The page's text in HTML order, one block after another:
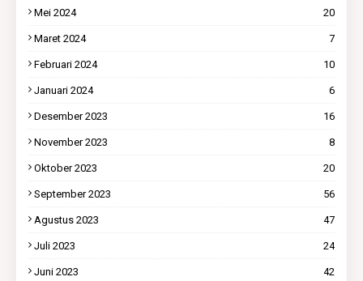
Mei 2024 20
Maret 2024 7
Februari 2024 10
Januari 2024 6
Desember 2023 16
November 2023 8
Oktober 2023 20
September 2023 56
Agustus 2023 47
Juli 2023 24
Juni 2023 42